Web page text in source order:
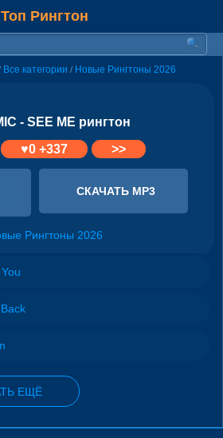
Топ Рингтон
Все категории / Новые Рингтоны 2026
- SEE ME рингтон
♥0+337 >>
СКАЧАТЬ MP3
Рингтоны 2026
ЕЩЁ